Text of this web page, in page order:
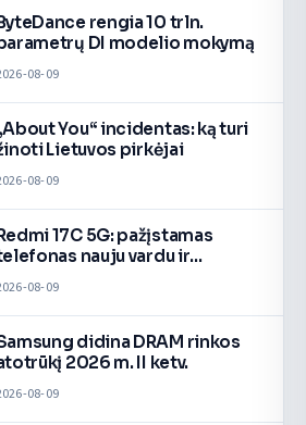
rengia 10 trln.
DI modelio mokymą
08-09
You“ incidentas: ką turi
Lietuvos pirkėjai
08-09
17C 5G: pažįstamas
nauju vardu ir
08-09
didina DRAM rinkos
2026 m. II ketv.
08-09